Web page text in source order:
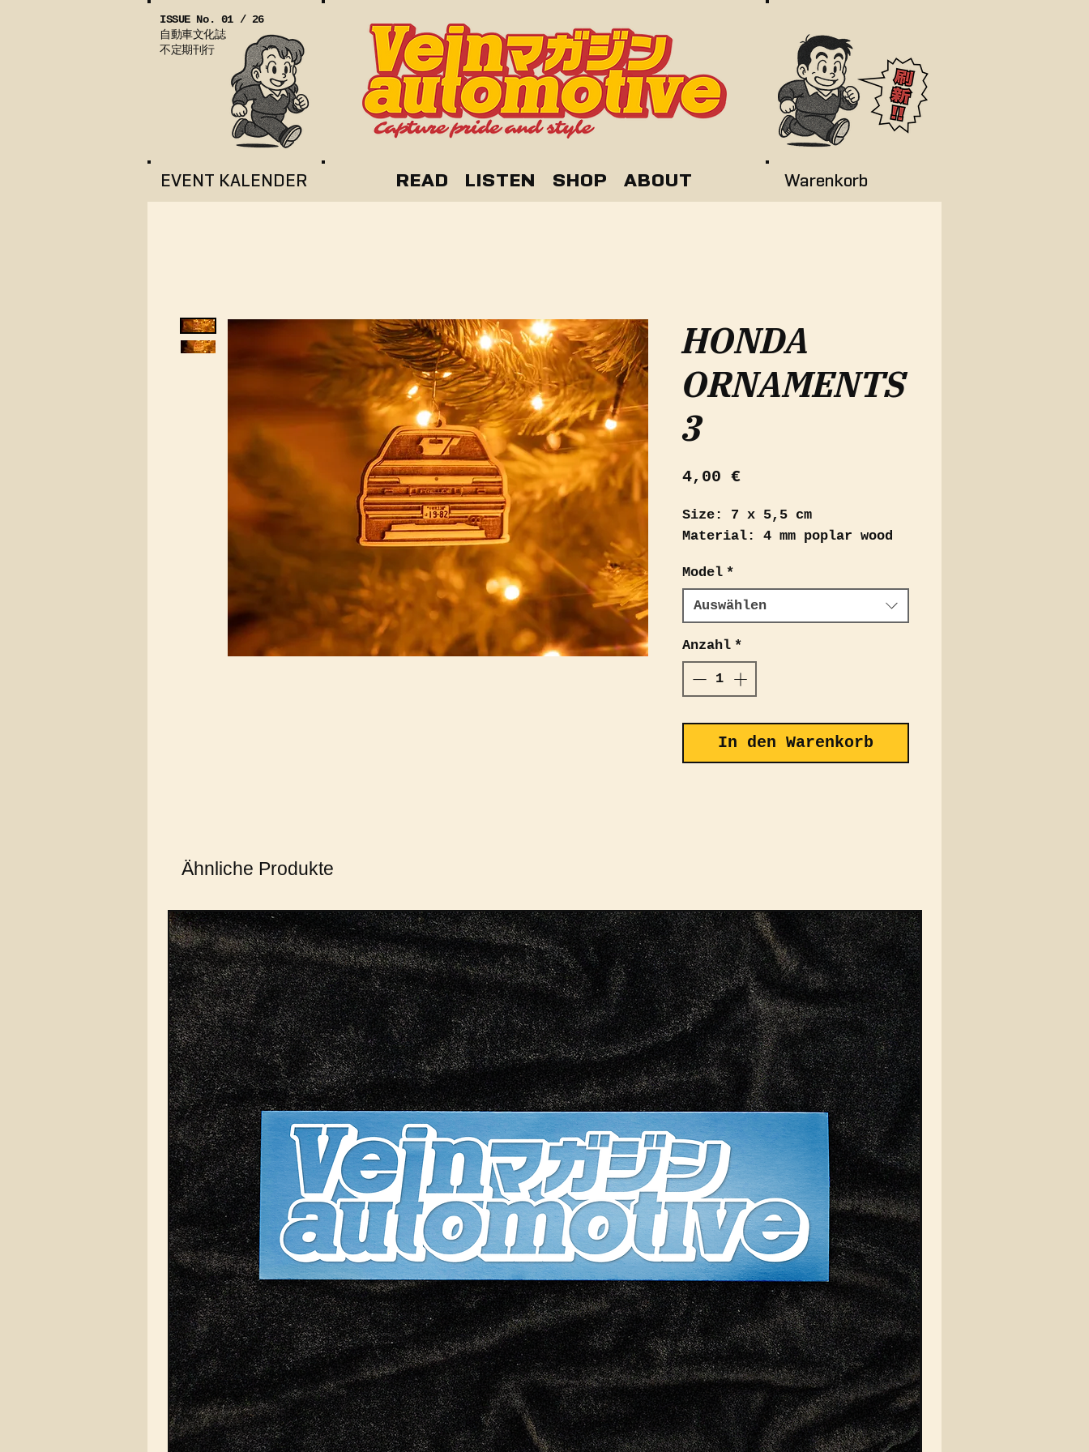
ISSUE No. 01 / 26
自動車文化誌
不定期刊行
EVENT KALENDER READ LISTEN SHOP ABOUT Warenkorb
HONDA
ORNAMENTS
3
4,00 €Preis
Size: 7 x 5,5 cm
Material: 4 mm poplar wood
Model *
Auswählen
Anzahl *
In den Warenkorb
Ähnliche Produkte